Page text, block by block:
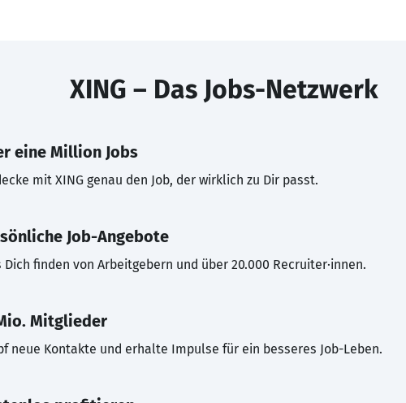
XING – Das Jobs-Netzwerk
eine Million Jobs
mit XING genau den Job, der wirklich zu Dir passt.
Job-Angebote
Dich finden von Arbeitgebern und über 20.000 Recruiter·innen.
Mitglieder
neue Kontakte und erhalte Impulse für ein besseres Job-Leben.